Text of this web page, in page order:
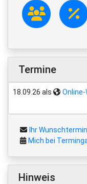
Termine
18.09.26 als
Ihr
Mich bei
Hinweis